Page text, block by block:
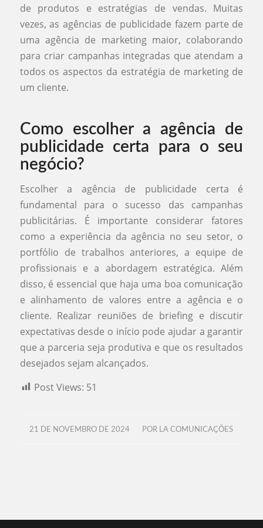
de produtos e estratégias de vendas. Muitas
vezes, as agências de publicidade fazem parte de
uma agência de marketing maior, colaborando
para criar campanhas integradas que atendam a
todos os aspectos da estratégia de marketing de
um cliente.
Como escolher a agência de
publicidade certa para o seu
negócio?
Escolher a agência de publicidade certa é
fundamental para o sucesso das campanhas
publicitárias. É importante considerar fatores
como a experiência da agência no seu setor, o
portfólio de trabalhos anteriores, a equipe de
profissionais e a abordagem estratégica. Além
disso, é essencial que haja uma boa comunicação
e alinhamento de valores entre a agência e o
cliente. Realizar reuniões de briefing e discutir
expectativas desde o início pode ajudar a garantir
que a parceria seja produtiva e que os resultados
desejados sejam alcançados.
Post Views: 51
21 DE NOVEMBRO DE 2024
/ POR LA COMUNICAÇÕES